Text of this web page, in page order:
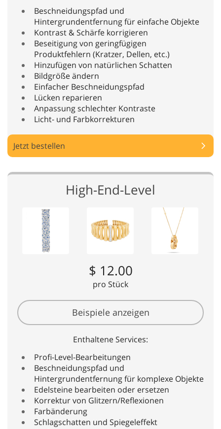
Beschneidungspfad und
Hintergrundentfernung für einfache Objekte
Kontrast & Schärfe korrigieren
Beseitigung von geringfügigen
Produktfehlern (Kratzer, Dellen, etc.)
Hinzufügen von natürlichen Schatten
Bildgröße ändern
Einfacher Beschneidungspfad
Lücken reparieren
Anpassung schlechter Kontraste
Licht- und Farbkorrekturen
Jetzt bestellen
High-End-Level
$ 12.00
pro Stück
Beispiele anzeigen
Enthaltene Services:
Profi-Level-Bearbeitungen
Beschneidungspfad und
Hintergrundentfernung für komplexe Objekte
Edelsteine bearbeiten oder ersetzen
Korrektur von Glitzern/Reflexionen
Farbänderung
Schlagschatten und Spiegeleffekt